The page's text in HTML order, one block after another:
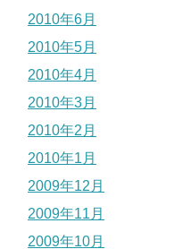
2010年6月
2010年5月
2010年4月
2010年3月
2010年2月
2010年1月
2009年12月
2009年11月
2009年10月